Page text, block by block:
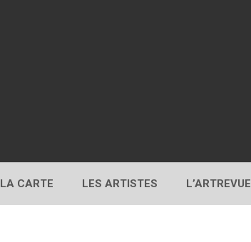
LA CARTE LES ARTISTES L’ARTREVUE